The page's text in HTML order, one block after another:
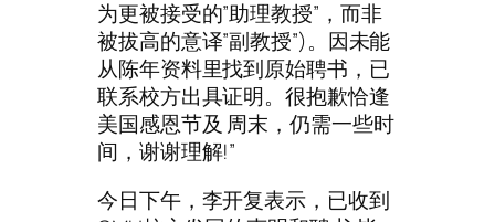
为更被接受的”助理教授”，而非
被拔高的意译”副教授”)。因未能
从陈年资料里找到原始聘书，已
联系校方出具证明。很抱歉恰逢
美国感恩节及 周末，仍需一些时
间，谢谢理解!”
今日下午，李开复表示，已收到